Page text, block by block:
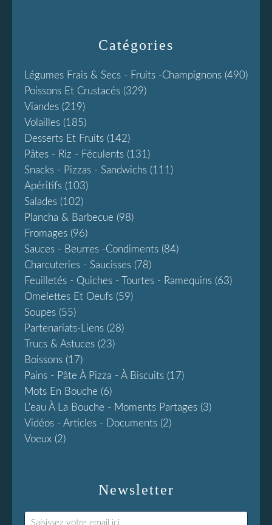
Newsletter
Catégories
Légumes Frais & Secs - Fruits -champignons (490)
Poissons Et Crustacés (329)
Viandes (219)
Volailles (185)
Desserts Et Fruits (142)
Pâtes - Riz - Féculents (131)
Snacks - Pizzas - Sandwichs (111)
Apéritifs (103)
Salades (102)
Plancha & Barbecue (98)
Fromages (96)
Sauces - Beurres -condiments (84)
Charcuteries - Saucisses (78)
Feuilletés - Quiches - Tourtes - Ramequins (63)
Omelettes Et Oeufs (59)
Soupes (55)
Partenariats-Liens (28)
Trucs & Astuces (23)
Boissons (17)
Pains - Pâte À Pizza - À Biscuits (17)
Mots En Bouche (6)
L'eau À La Bouche - Moments Partages (3)
Vidéos - Articles - Documents (2)
Voeux (2)